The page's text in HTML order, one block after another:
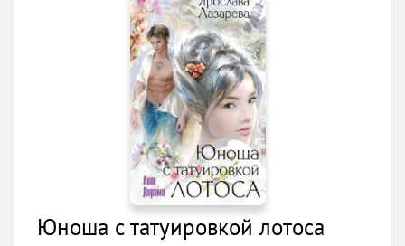
Юноша с татуировкой лотоса